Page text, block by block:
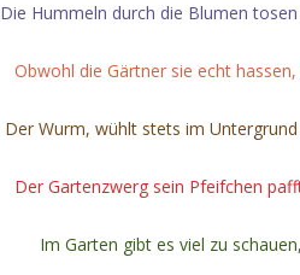
Die Hummeln durch die Blumen
Obwohl die Gärtner sie echt
Der Wurm, wühlt stets im
Der Gartenzwerg sein Pfeifchen
Im Garten gibt es viel zu